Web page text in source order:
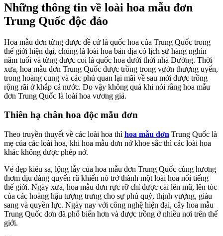
Những thông tin về loài hoa mẫu đơn
Trung Quốc độc đáo
Hoa mẫu đơn từng được đề cử là quốc hoa của Trung Quốc trong
thế giới hiện đại, chúng là loài hoa bản địa có lịch sử hàng nghìn
năm tuổi và từng được coi là quốc hoa dưới thời nhà Đường. Thời
xưa, hoa mẫu đơn Trung Quốc được trồng trong vườn thượng uyển,
trong hoàng cung và các phủ quan lại mãi về sau mới được trồng
rộng rãi ở khắp cả nước. Do vậy không quá khi nói rằng hoa mẫu
đơn Trung Quốc là loài hoa vương giả.
Thiên hạ chân hoa độc mẫu đơn
Theo truyền thuyết về các loài hoa thì hoa mẫu đơn Trung Quốc là
mẹ của các loài hoa, khi hoa mẫu đơn nở khoe sắc thì các loài hoa
khác không được phép nở.
Vẻ đẹp kiêu sa, lộng lẫy của hoa mẫu đơn Trung Quốc cùng hương
thơm dịu dàng quyến rũ khiến nó trở thành một loài hoa nổi tiếng
thế giới. Ngày xưa, hoa mẫu đơn rực rỡ chỉ được cài lên mũ, lên tóc
của các hoàng hậu tượng trưng cho sự phú quý, thịnh vượng, giàu
sang và quyền lực. Ngày nay với công nghệ hiện đại, cây hoa mẫu
Trung Quốc đơn đã phổ biến hơn và được trồng ở nhiều nơi trên thế
giới.